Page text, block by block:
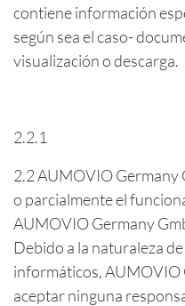
contiene información
según sea el caso-
visualización o descarga.
2.2.1
2.2 AUMOVIO
o parcialmente el
AUMOVIO Germany
Debido a la naturaleza
informáticos, AUMOVIO
aceptar ninguna